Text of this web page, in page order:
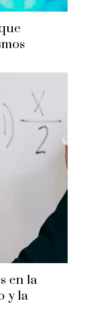
en la
y la